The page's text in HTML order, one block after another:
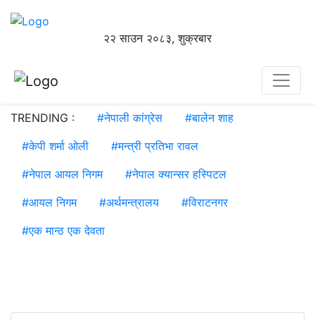
२२ साउन २०८३, शुक्रबार
TRENDING : #नेपाली कांग्रेस #बालेन शाह
#केपी शर्मा ओली #मन्त्री प्रतिभा रावल
#नेपाल आयल निगम #नेपाल क्यान्सर हस्पिटल
#आयल निगम #अर्थमन्त्रालय #विराटनगर
#एक मान्ठ एक देवता